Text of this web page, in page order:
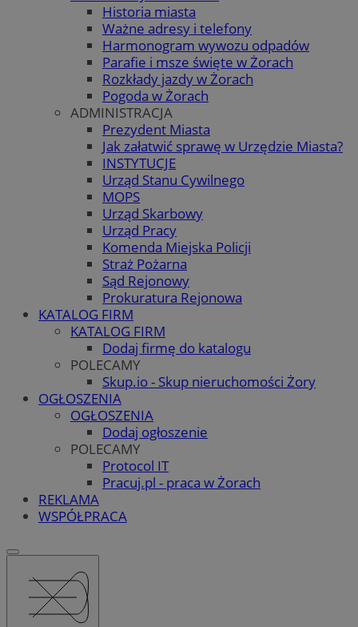
Historia miasta
Ważne adresy i telefony
Harmonogram wywozu odpadów
Parafie i msze święte w Żorach
Rozkłady jazdy w Żorach
Pogoda w Żorach
ADMINISTRACJA
Prezydent Miasta
Jak załatwić sprawę w Urzędzie Miasta?
INSTYTUCJE
Urząd Stanu Cywilnego
MOPS
Urząd Skarbowy
Urząd Pracy
Komenda Miejska Policji
Straż Pożarna
Sąd Rejonowy
Prokuratura Rejonowa
KATALOG FIRM
KATALOG FIRM
Dodaj firmę do katalogu
POLECAMY
Skup.io - Skup nieruchomości Żory
OGŁOSZENIA
OGŁOSZENIA
Dodaj ogłoszenie
POLECAMY
Protocol IT
Pracuj.pl - praca w Żorach
REKLAMA
WSPÓŁPRACA